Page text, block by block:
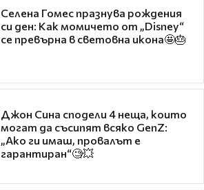
Селена Гомес празнува рождения
си ден: Как момичето от „Disney“
се превърна в световна икона🤩🎂
Джон Сина сподели 4 неща, които
могат да съсипят всяко GenZ:
„Ако ги имаш, провалът е
гарантиран“🧐💥